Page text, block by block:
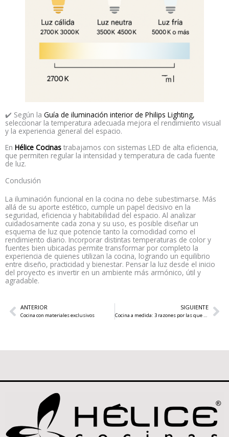
✔️ Según la Guía de iluminación interior de Philips Lighting,
seleccionar la temperatura adecuada mejora el rendimiento visual
y la experiencia general del espacio.
En Hélice Cocinas trabajamos con sistemas LED de alta eficiencia,
que permiten regular la intensidad y temperatura de cada fuente
de luz.
Conclusión
La iluminación funcional en la cocina no debe subestimarse. Más
allá de su aporte estético, cumple un papel decisivo en la
seguridad, eficiencia y habitabilidad del espacio. Al analizar
cuidadosamente cada zona y su uso, es posible diseñar un
esquema de luz que potencie tanto la comodidad como el
rendimiento diario. Incorporar distintas temperaturas de color y
fuentes bien ubicadas permite transformar por completo la
experiencia de quienes utilizan la cocina, logrando un equilibrio
entre diseño, practicidad y bienestar. Pensar la luz desde el inicio
del proyecto es invertir en un ambiente más armónico, útil y
agradable.
AntANTERIOR
Cocina con materiales exclusivos
SIGUIENTE
Cocina a medida: 3 razones por las que marca la diferencia